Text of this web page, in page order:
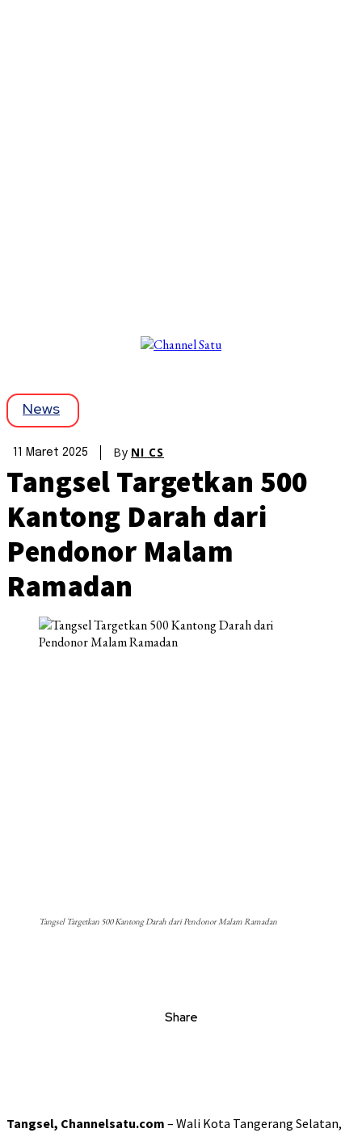
News
11 Maret 2025 By NI CS
Tangsel Targetkan 500
Kantong Darah dari
Pendonor Malam
Ramadan
Tangsel Targetkan 500 Kantong Darah dari Pendonor Malam Ramadan
Share
Tangsel, Channelsatu.com – Wali Kota Tangerang Selatan,